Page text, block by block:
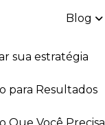
Blog
sua estratégia
para Resultados